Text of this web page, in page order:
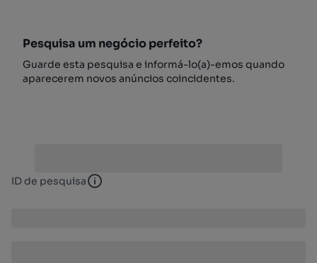
Pesquisa um negócio perfeito?
Guarde esta pesquisa e informá-lo(a)-emos quando
aparecerem novos anúncios coincidentes.
ID de pesquisa ID de pesquisa